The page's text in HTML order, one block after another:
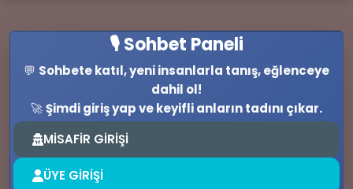
🎙️ Sohbet Paneli
💬 Sohbete katıl, yeni insanlarla tanış, eğlenceye
dahil ol!
🚀Şimdi giriş yap ve keyifli anların tadını çıkar.
MİSAFİR GİRİŞİ
ÜYE GİRİŞİ